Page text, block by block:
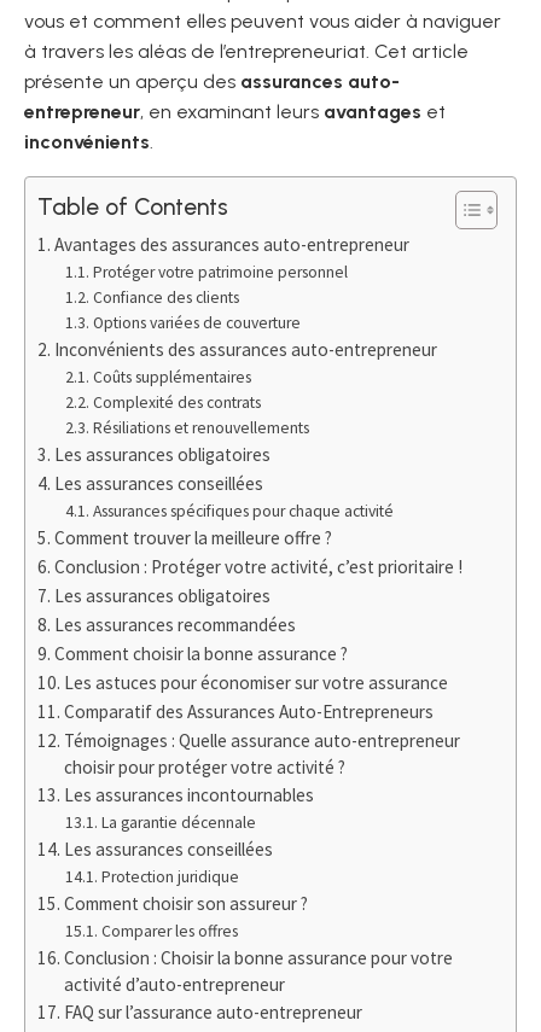
vous et comment elles peuvent vous aider à naviguer
à travers les aléas de l’entrepreneuriat. Cet article
présente un aperçu des assurances auto-
entrepreneur, en examinant leurs avantages et
inconvénients.
Table of Contents
Avantages des assurances auto-entrepreneur
Protéger votre patrimoine personnel
Confiance des clients
Options variées de couverture
Inconvénients des assurances auto-entrepreneur
Coûts supplémentaires
Complexité des contrats
Résiliations et renouvellements
Les assurances obligatoires
Les assurances conseillées
Assurances spécifiques pour chaque activité
Comment trouver la meilleure offre ?
Conclusion : Protéger votre activité, c’est prioritaire !
Les assurances obligatoires
Les assurances recommandées
Comment choisir la bonne assurance ?
Les astuces pour économiser sur votre assurance
Comparatif des Assurances Auto-Entrepreneurs
Témoignages : Quelle assurance auto-entrepreneur
choisir pour protéger votre activité ?
Les assurances incontournables
La garantie décennale
Les assurances conseillées
Protection juridique
Comment choisir son assureur ?
Comparer les offres
Conclusion : Choisir la bonne assurance pour votre
activité d’auto-entrepreneur
FAQ sur l’assurance auto-entrepreneur